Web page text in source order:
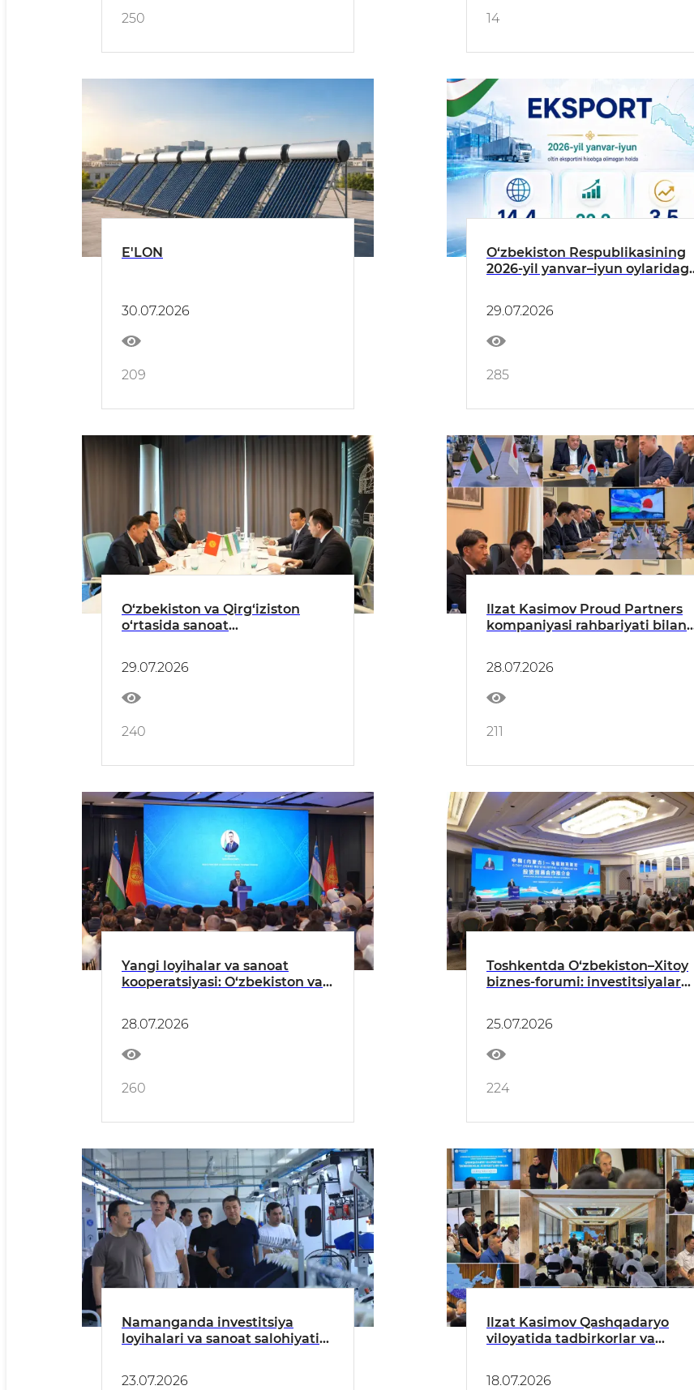
250 14
E'LON
30.07.2026
209
O‘zbekiston Respublikasining
2026-yil yanvar–iyun oylaridagi
hisobga olinmagan holda)
29.07.2026
285
O‘zbekiston va Qirg‘iziston
o‘rtasida sanoat
surish masalalari muhokama
qilindi
29.07.2026
240
Ilzat Kasimov Proud Partners
kompaniyasi rahbariyati bilan
28.07.2026
211
Yangi loyihalar va sanoat
kooperatsiyasi: O‘zbekiston vа
28.07.2026
260
Toshkentda O‘zbekiston–Xitoy
biznes-forumi: investitsiyalar
25.07.2026
224
Namanganda investitsiya
loyihalari va sanoat salohiyatini
23.07.2026
Ilzat Kasimov Qashqadaryo
viloyatida tadbirkorlar va
18.07.2026